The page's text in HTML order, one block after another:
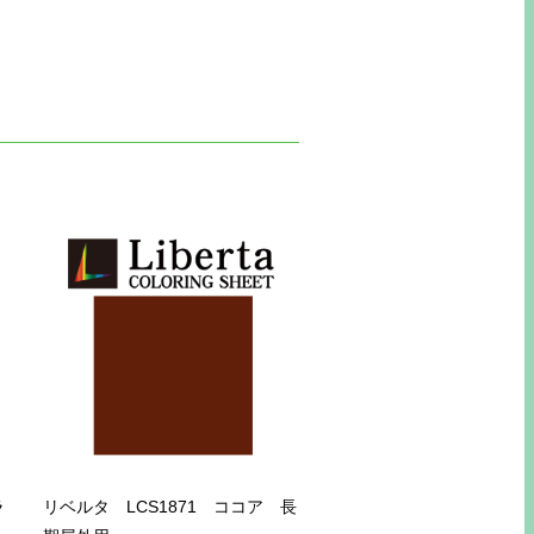
リベルタ LCS1871 ココア 長